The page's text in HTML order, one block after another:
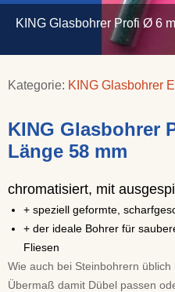
KING Glasbohrer Profi Ø 6
Kategorie: KING Glasbohrer
KING Glasbohrer
Länge 58 mm
chromatisiert, mit
+ speziell geformte,
+ der ideale Bohrer für
Fliesen
Wie auch bei Steinbohrern
Übermaß damit Dübel passen